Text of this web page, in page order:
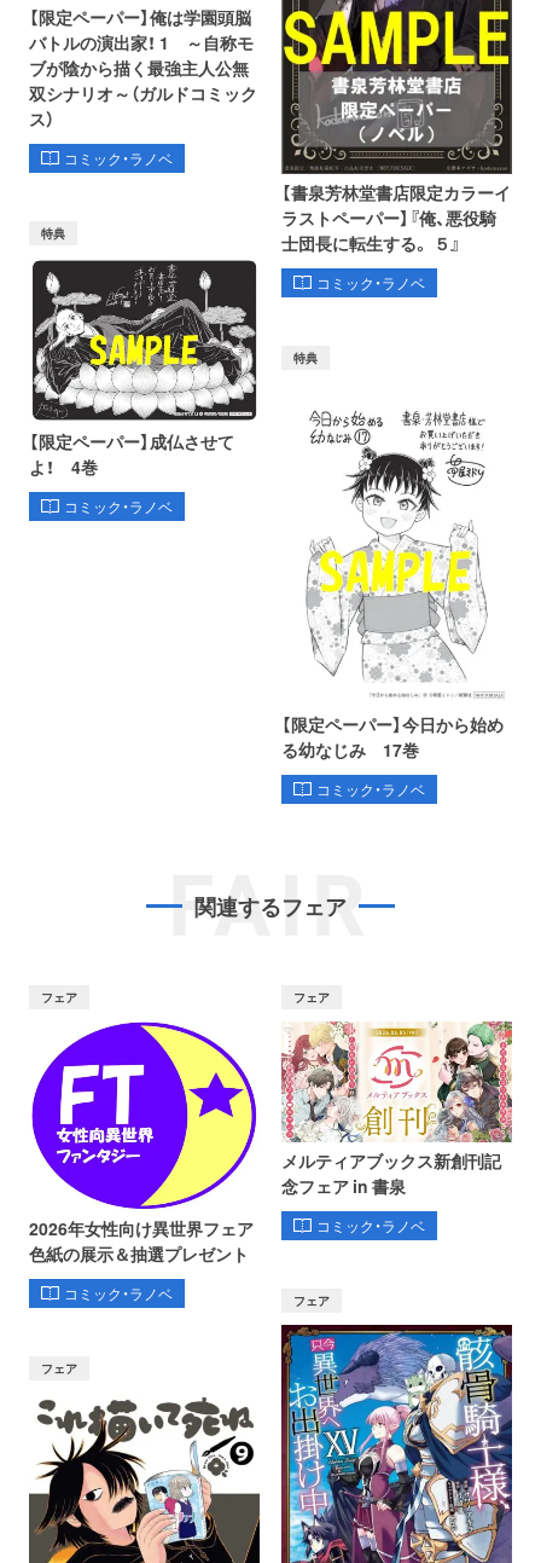
【限定ペーパー】俺は学園頭脳
バトルの演出家！ 1 ～自称モ
ブが陰から描く最強主人公無
双シナリオ～（ガルドコミック
ス）
コミック・ラノベ
【書泉芳林堂書店限定カラーイ
ラストペーパー】『俺、悪役騎
士団長に転生する。 ５』
コミック・ラノベ
特典
【限定ペーパー】成仏させて
よ！ 4巻
コミック・ラノベ
特典
【限定ペーパー】今日から始め
る幼なじみ 17巻
コミック・ラノベ
FAIR
関連するフェア
フェア
2026年女性向け異世界フェア
色紙の展示＆抽選プレゼント
コミック・ラノベ
フェア
メルティアブックス新創刊記
念フェア in 書泉
コミック・ラノベ
フェア
フェア